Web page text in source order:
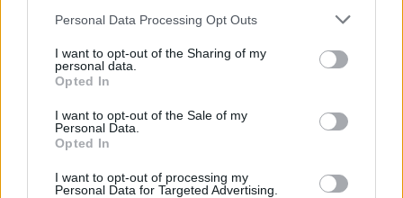
Please note that this website/app uses one or more Google
not limited to your visit or usage behaviour. You may click to
grant or deny consent to Google and its third-party tags to
use your data for below specified purposes in below Google
consent section.
Personal Data Processing Opt Outs
I want to opt-out of the Sharing of my
personal data.
Opted In
I want to opt-out of the Sale of my
Personal Data.
Opted In
I want to opt-out of processing my
Personal Data for Targeted Advertising.
egyébként közvetíti is a futamokat) egyelőre senkinek